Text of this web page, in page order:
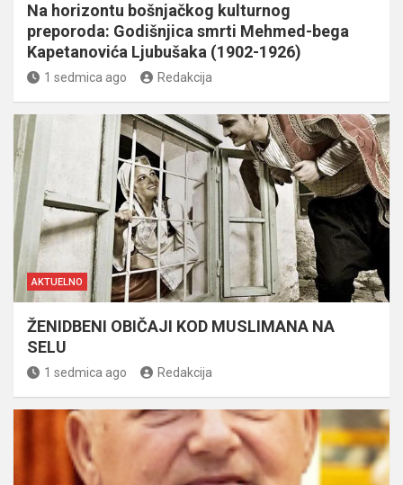
Na horizontu bošnjačkog kulturnog
preporoda: Godišnjica smrti Mehmed-bega
Kapetanovića Ljubušaka (1902-1926)
1 sedmica ago Redakcija
AKTUELNO
ŽENIDBENI OBIČAJI KOD MUSLIMANA NA
SELU
1 sedmica ago Redakcija